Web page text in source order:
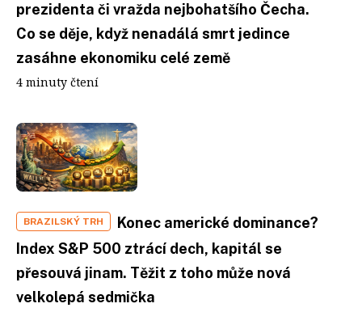
prezidenta či vražda nejbohatšího Čecha.
Co se děje, když nenadálá smrt jedince
zasáhne ekonomiku celé země
4 minuty čtení
BRAZILSKÝ TRH
Konec americké dominance?
Index S&P 500 ztrácí dech, kapitál se
přesouvá jinam. Těžit z toho může nová
velkolepá sedmička